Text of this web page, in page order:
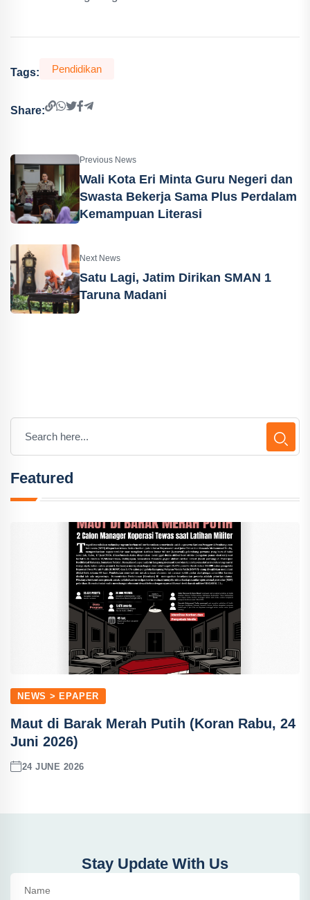
Tags: Pendidikan
Share:
Previous News
Wali Kota Eri Minta Guru Negeri dan
Swasta Bekerja Sama Plus Perdalam
Kemampuan Literasi
Next News
Satu Lagi, Jatim Dirikan SMAN 1
Taruna Madani
Featured
NEWS > EPAPER
Maut di Barak Merah Putih (Koran Rabu, 24
Juni 2026)
24 JUNE 2026
Stay Update With Us